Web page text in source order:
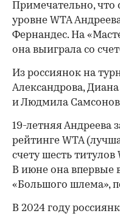
Примечательно, что
уровне WTA
Фернандес. На
она выиграла со
Из россиянок на
Александрова,
и Людмила
19-летняя Андреева
рейтинге WTA
счету шесть
В июне она впервые
«Большого шлема»,
В 2024 году